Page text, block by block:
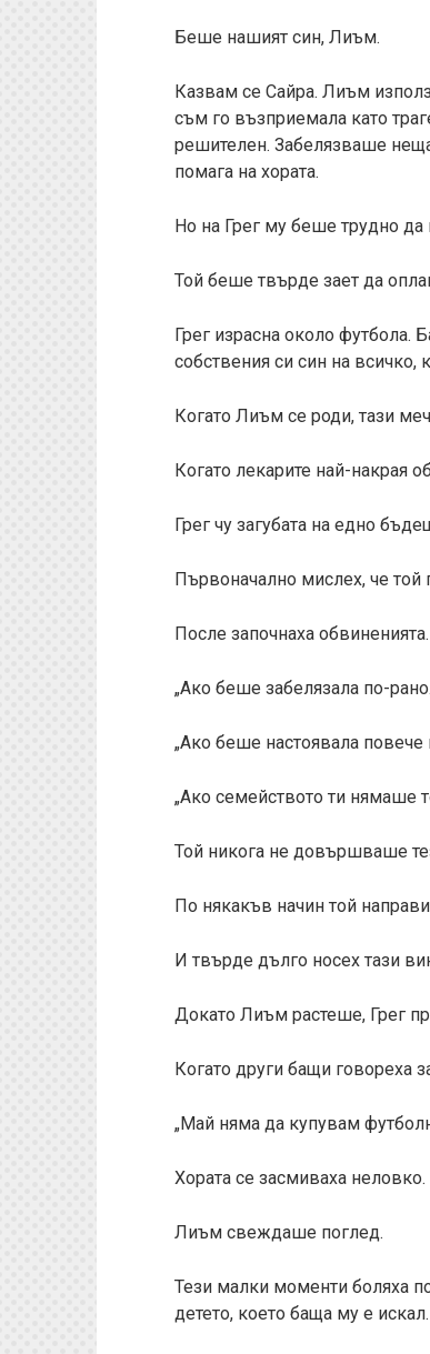
Беше нашият син, Лиъм.
Казвам се Сайра. Лиъм
съм го възприемала като
решителен. Забелязваше
помага на хората.
Но на Грег му беше трудно да
Той беше твърде зает да
Грег израсна около
собствения си син на всичко,
Когато Лиъм се роди, тази
Когато лекарите най-накрая
Грег чу загубата на едно
Първоначално мислех, че той
После започнаха обвиненията.
„Ако беше забелязала по-
„Ако беше настоявала повече
„Ако семейството ти нямаше
Той никога не довършваше
По някакъв начин той
И твърде дълго носех тази
Докато Лиъм растеше, Грег
Когато други бащи говореха
„Май няма да купувам
Хората се засмиваха неловко.
Лиъм свеждаше поглед.
Тези малки моменти боляха
детето, което баща му е искал.